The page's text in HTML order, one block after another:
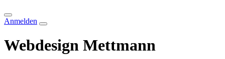
Anmelden
Webdesign Mettmann